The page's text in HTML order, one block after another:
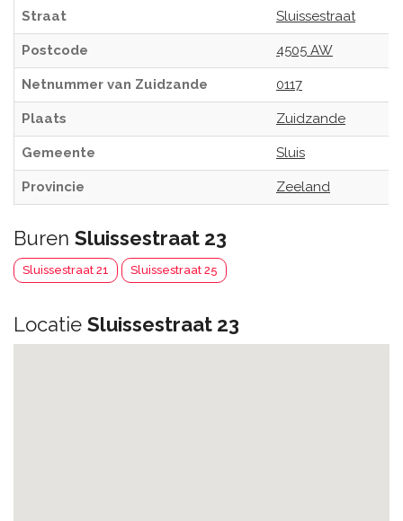
Straat Sluissestraat
Postcode 4505 AW
Netnummer van Zuidzande 0117
Plaats Zuidzande
Gemeente Sluis
Provincie Zeeland
Buren Sluissestraat 23
Sluissestraat 21 Sluissestraat 25
Locatie Sluissestraat 23